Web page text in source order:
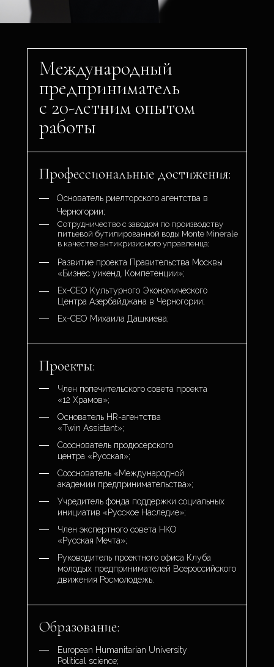
Международный
предприниматель
с 20-летним опытом
работы
Профессиональные достижения:
Основатель риелторского агентства в
Черногории;
Сотрудничество с заводом по производству
питьевой бутилированной воды Monte Minerale
в качестве антикризисного управленца;
Развитие проекта Правительства Москвы
«Бизнес уикенд. Компетенции»;
Проекты:
Ex-CEO Культурного Экономического
Центра Азербайджана в Черногории;
Ex-CEO Михаила Дашкиева;
Член попечительского совета проекта
«12 Храмов»;
Основатель HR-агентства
«Twin Assistant»;
Образование:
Сооснователь продюсерского
центра «Русская»;
Сооснователь «Международной
академии предпринимательства»;
Учредитель фонда поддержки социальных
инициатив «Русское Наследие»;
Член экспертного совета НКО
«Русская Мечта»;
Руководитель проектного офиса Клуба
молодых предпринимателей Всероссийского
движения Росмолодежь.
European Humanitarian University
Political science;